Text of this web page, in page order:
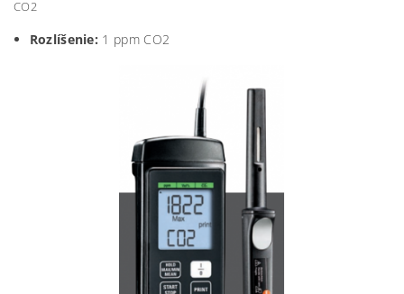
CO2
Rozlíšenie: 1 ppm CO2